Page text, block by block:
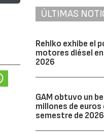
ÚLTIMAS
Rehlko exhibe el
motores diésel
2026
GAM obtuvo un
millones de euros
semestre de 2026